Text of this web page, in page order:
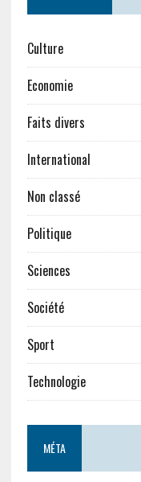
Culture
Economie
Faits divers
International
Non classé
Politique
Sciences
Société
Sport
Technologie
MÉTA